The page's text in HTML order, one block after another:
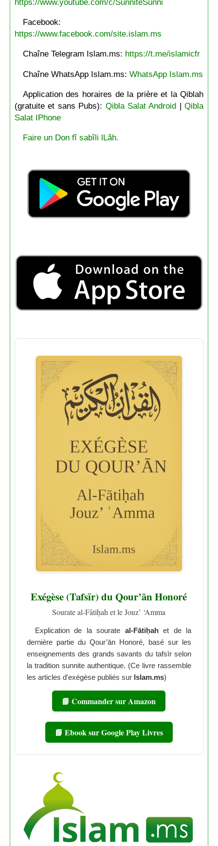
Facebook:
https://www.facebook.com/site.islam.ms
Chaîne Telegram Islam.ms: https://t.me/islamicfr
Chaîne WhatsApp Islam.ms: WhatsApp Islam.ms
Application des horaires de la prière et la Qiblah
(gratuite et sans Pubs): Qibla Salat Android |Qibla
Salat IPhone
Faire un Don fî sabîli lLâh.
Exégèse (Tafsīr) du Qour’ān Honoré
Sourate al-Fātiḥah et le Jouz’ ‘Amma
Explication de la sourate al-Fātiḥahet de la
dernière partie du Qour’ān Honoré, basé sur les
enseignements des grands savants du tafsīr selon
la tradition sunnite authentique. (Ce livre rassemble
les articles d'exégèse publiés sur Islam.ms)
📘 Commander sur Amazon
📘 Ebook sur Google Play Livres